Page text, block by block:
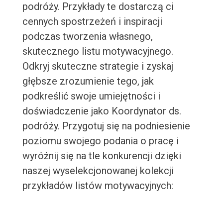
podróży. Przykłady te dostarczą ci
cennych spostrzeżeń i inspiracji
podczas tworzenia własnego,
skutecznego listu motywacyjnego.
Odkryj skuteczne strategie i zyskaj
głębsze zrozumienie tego, jak
podkreślić swoje umiejętności i
doświadczenie jako Koordynator ds.
podróży. Przygotuj się na podniesienie
poziomu swojego podania o pracę i
wyróżnij się na tle konkurencji dzięki
naszej wyselekcjonowanej kolekcji
przykładów listów motywacyjnych: